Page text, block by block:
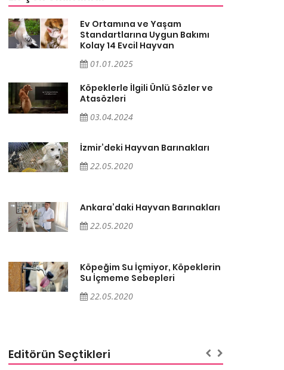
Ev Ortamına ve Yaşam
Standartlarına Uygun Bakımı
Kolay 14 Evcil Hayvan
01.01.2025
Köpeklerle İlgili Ünlü Sözler ve
Atasözleri
03.04.2024
İzmir’deki Hayvan Barınakları
22.05.2020
Ankara’daki Hayvan Barınakları
22.05.2020
Köpeğim Su İçmiyor, Köpeklerin
Su İçmeme Sebepleri
22.05.2020
Editörün Seçtikleri